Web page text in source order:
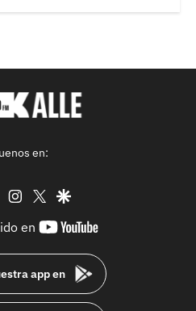
en:
tiktok instagram
twittergoogle
en
youtube-
app en